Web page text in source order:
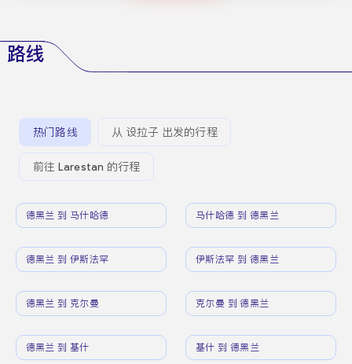
路线
热门路线 从 设拉子 出发的行程
前往 Larestan 的行程
德黑兰 到 马什哈德 马什哈德 到 德黑兰
德黑兰 到 伊斯法罕 伊斯法罕 到 德黑兰
德黑兰 到 克尔曼 克尔曼 到 德黑兰
德黑兰 到 基什 基什 到 德黑兰